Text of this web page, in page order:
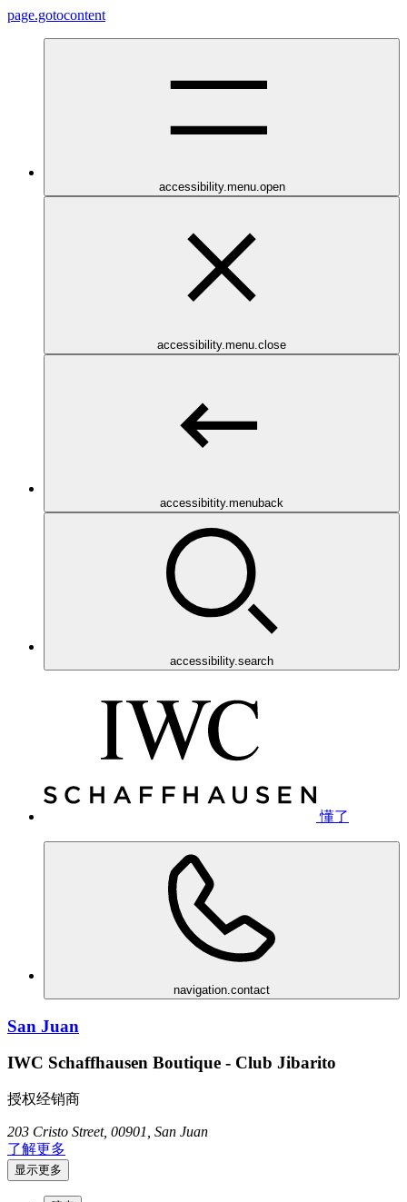
page.gotocontent
accessibility.menu.open
accessibility.menu.close
accessibitity.menuback
accessibility.search
懂了
navigation.contact
San Juan
IWC Schaffhausen Boutique - Club Jibarito
授权经销商
203 Cristo Street, 00901, San Juan
了解更多
显示更多